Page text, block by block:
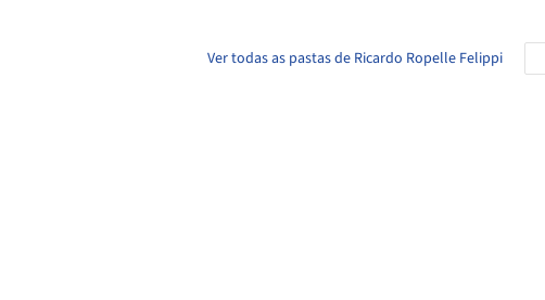
Ver todas as pastas de Ricardo Ropelle Felippi